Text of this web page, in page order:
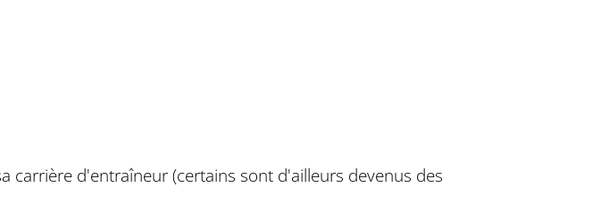
carrière d'entraîneur (certains sont d'ailleurs devenus des